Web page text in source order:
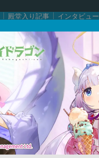
殿堂入り記事 インタビュー